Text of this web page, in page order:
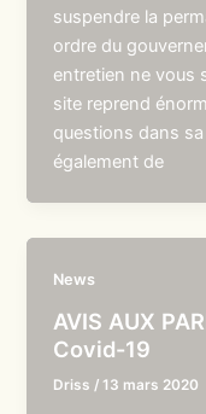
suspendre la
ordre du
entretien ne vous
site reprend
questions dans
également de
News
AVIS AUX
Covid-19
Driss /13 mars 2020